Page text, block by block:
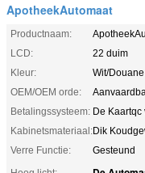
ApotheekAutomaat
Productnaam:
LCD:
22 duim
Kleur:
Wit/Douane
OEM/OEM orde:
Betalingssysteem: De
Kabinetsmateriaal:Dik
Verre Functie:
Gesteund